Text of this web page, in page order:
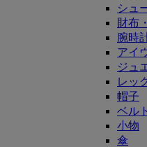
シュ
財布
腕時
アイ
ジュ
レッ
帽子
ベルト
小物
傘